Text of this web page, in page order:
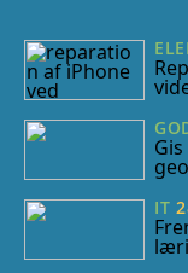
IT